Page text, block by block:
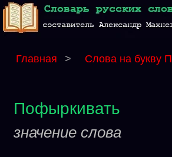
Главная > Слова на букву П
Пофыркивать
значение слова